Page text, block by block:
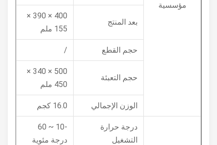
مؤسسية
بعد المنتج
400 × 390 ×
حجم القطع
حجم التعبئة
500 × 340 ×
الوزن الإجمالي
درجة حرارة
التشغيل
-10 ~ 60
درجة مئوية